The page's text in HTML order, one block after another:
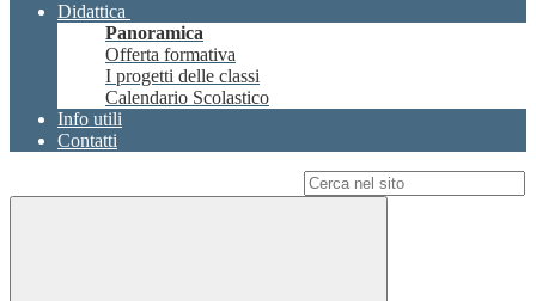
Didattica
Panoramica
Offerta formativa
I progetti delle classi
Calendario Scolastico
Info utili
Contatti